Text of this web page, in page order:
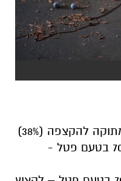
(38%)
300 גרם שוקולד אגו מריר 70% בטעם פטל -